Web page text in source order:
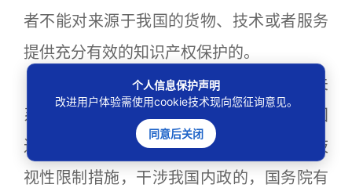
者不能对来源于我国的货物、技术或者服务
提供充分有效的知识产权保护的。
外国国家违反国际法和国际关
系基本准则，以知识产权纠纷为借口对我国
进行遏制、打压，对我国公民、组织采取歧
视性限制措施，干涉我国内政的，国务院有
个人信息保护声明
改进用户体验需使用cookie技术现向您征询意见。
同意后关闭